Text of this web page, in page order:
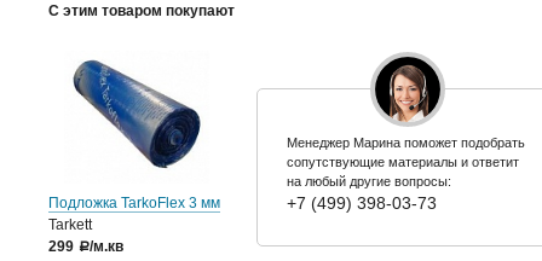
С этим товаром покупают
Подложка TarkoFlex 3 мм
Tarkett
299
a/м.кв
Менеджер Марина поможет подобрать
сопутствующие материалы и ответит
на любый другие вопросы:
+7 (499) 398-03-73